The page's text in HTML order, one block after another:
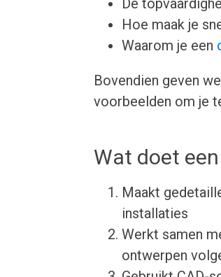
De
Hoe maak je
Waarom je een
Bovendien geven
voorbeelden om je
Wat doet
Maakt
installaties
Werkt samen
ontwerpen